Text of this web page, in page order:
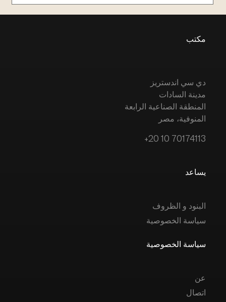
مكتب
دي سي اندستريز
مدينة السادات
المنطقة الصناعية الرابعة
المنوفية، مصر
+20 10 70174113
يساعد
البنود و الظروف
سياسة الخصوصية
سياسة الخصوصية
عن
اتصال